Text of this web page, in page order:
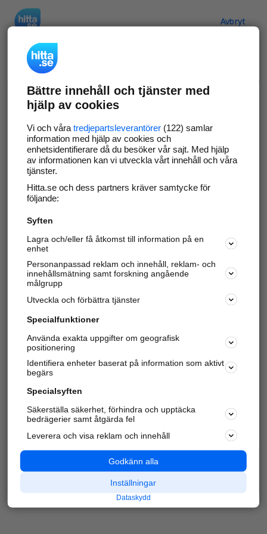
Avbryt
Verifiera ditt företag
Gör som 69 569företag
företagssida på hitta.se och syns bättre mot
kunder i ditt närområde. Helt kostnadsfritt.
Uppdatera din företagsinformation
Svara på och hantera dina omdömen
Har du redan verifierat ditt företag? Logga in
Varje vecka besöker du och4 miljoner
andra
härliga användare oss för att hitta rätt lokal
information om företag, privatpersoner och
platser.
Bättre innehåll och tjänster med
hjälp av cookies
Vi och våra tredjepartsleverantörer(122) samlar
information med hjälp av cookies och
enhetsidentifierare då du besöker vår sajt. Med hjälp
av informationen kan vi utveckla vårt innehåll och våra
tjänster.
Hitta.se och dess partners kräver samtycke för
följande:
Syften
Lagra och/eller få åtkomst till information på en
enhet
Personanpassad reklam och innehåll, reklam- och
innehållsmätning samt forskning angående
målgrupp
Utveckla och förbättra tjänster
Specialfunktioner
Använda exakta uppgifter om geografisk
positionering
Identifiera enheter baserat på information som aktivt
begärs
Specialsyften
Säkerställa säkerhet, förhindra och upptäcka
bedrägerier samt åtgärda fel
Leverera och visa reklam och innehåll
Godkänn alla
Inställningar
Dataskydd